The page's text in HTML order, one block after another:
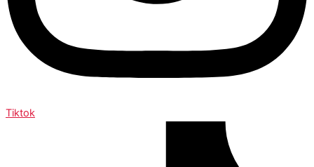
Tiktok